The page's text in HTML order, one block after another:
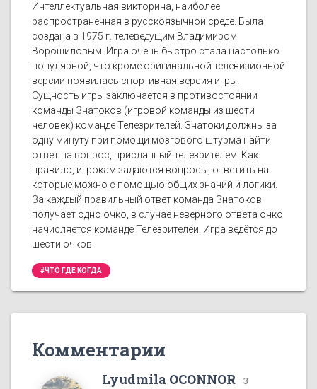
Интеллектуальная викторина, наиболее
распространённая в русскоязычной среде. Была
создана в 1975 г. телеведущим Владимиром
Ворошиловым. Игра очень быстро стала настолько
популярной, что кроме оригинальной телевизионной
версии появилась спортивная версия игры.
Сущность игры заключается в противостоянии
команды Знатоков (игровой команды из шести
человек) команде Телезрителей. Знатоки должны за
одну минуту при помощи мозгового штурма найти
ответ на вопрос, присланный телезрителем. Как
правило, игрокам задаются вопросы, ответить на
которые можно с помощью общих знаний и логики.
За каждый правильный ответ команда Знатоков
получает одно очко, в случае неверного ответа очко
начисляется команде Телезрителей. Игра ведётся до
шести очков.
#ЧТО ГДЕ КОГДА
Комментарии
Lyudmila OCONNOR · 3